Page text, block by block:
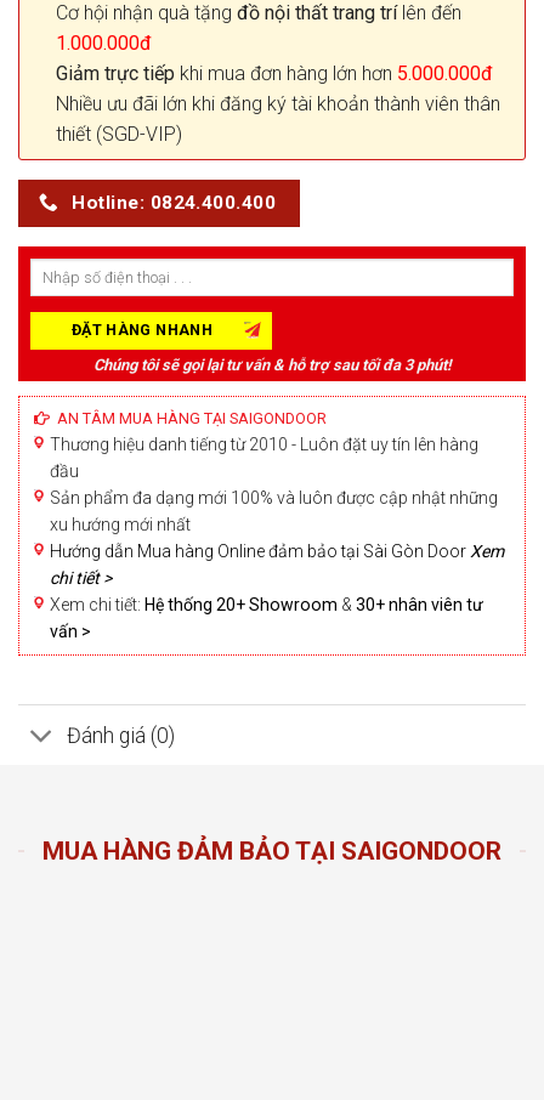
Cơ hội nhận quà tặng đồ nội thất trang trílên đến
1.000.000đ
Giảm trực tiếp khi mua đơn hàng lớn hơn 5.000.000đ
Nhiều ưu đãi lớn khi đăng ký tài khoản thành viên thân
thiết (SGD-VIP)
Hotline: 0824.400.400
Chúng tôi sẽ gọi lại tư vấn & hỗ trợ sau tối đa 3 phút!
AN TÂM MUA HÀNG TẠI SAIGONDOOR
Thương hiệu danh tiếng từ 2010 - Luôn đặt uy tín lên hàng
đầu
Sản phẩm đa dạng mới 100% và luôn được cập nhật những
xu hướng mới nhất
Hướng dẫn Mua hàng Online đảm bảo tại Sài Gòn Door Xem
chi tiết >
Xem chi tiết: Hệ thống 20+ Showroom & 30+ nhân viên tư
vấn >
Đánh giá (0)
MUA HÀNG ĐẢM BẢO TẠI SAIGONDOOR